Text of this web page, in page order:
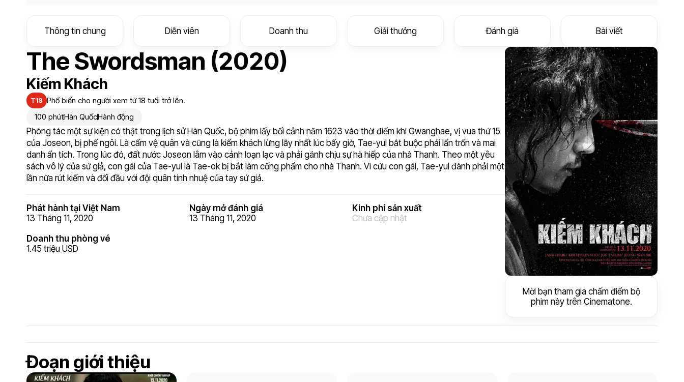
Thông tin chung Diễn viên Doanh thu Giải thưởng Đánh giá Bài viết
The Swordsman (2020)
Kiếm Khách
T18 Phổ biến cho người xem từ 18 tuổi trở lên.
100 phútHàn QuốcHành động
Phóng tác một sự kiện có thật trong lịch sử Hàn Quốc, bộ phim lấy bối cảnh năm 1623 vào thời điểm khi Gwanghae, vị vua thứ 15
của Joseon, bị phế ngôi. Là cấm vệ quân và cũng là kiếm khách lừng lẫy nhất lúc bấy giờ, Tae-yul bắt buộc phải lẩn trốn và mai
danh ẩn tích. Trong lúc đó, đất nước Joseon lâm vào cảnh loạn lạc và phải gánh chịu sự hà hiếp của nhà Thanh. Theo một yêu
sách vô lý của sứ giả, con gái của Tae-yul là Tae-ok bị bắt làm cống phẩm cho nhà Thanh. Vì cứu con gái, Tae-yul đành phải một
lần nữa rút kiếm và đối đầu với đội quân tinh nhuệ của tay sứ giả.
Phát hành tại Việt Nam
13 Tháng 11, 2020
Ngày mở đánh giá
13 Tháng 11, 2020
Kinh phí sản xuất
Chưa cập nhật
Doanh thu phòng vé
1.45 triệu USD
Mời bạn tham gia chấm điểm bộ
phim này trên Cinematone.
Đoạn giới thiệu